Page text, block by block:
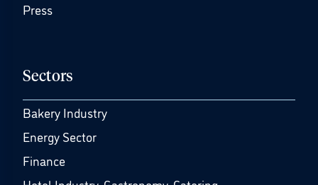
Press
Sectors
Bakery Industry
Energy Sector
Finance